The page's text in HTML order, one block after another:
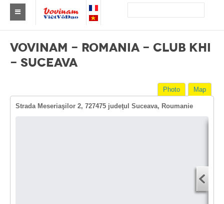
Asia
Africa
VOVINAM - ROMANIA - CLUB KHI
- SUCEAVA
Map
Photo
Strada Meseriaşilor 2, 727475 judeţul Suceava, Roumanie